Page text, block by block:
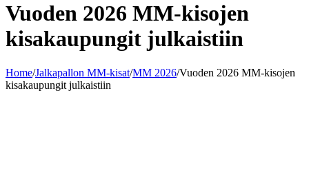
Vuoden 2026 MM-kisojen
kisakaupungit julkaistiin
Home/Jalkapallon MM-kisat/MM 2026/Vuoden 2026 MM-kisojen
kisakaupungit julkaistiin